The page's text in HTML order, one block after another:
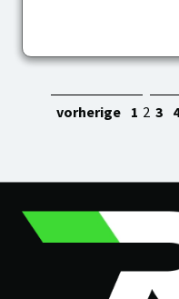
vorherige 1 2 3